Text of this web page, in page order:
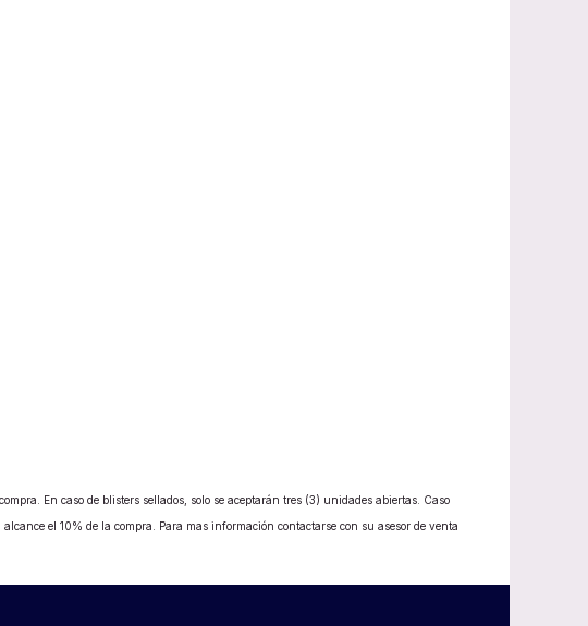
En caso de blisters sellados, solo se aceptarán tres (3) unidades abiertas. Caso
el 10% de la compra. Para mas información contactarse con su asesor de venta